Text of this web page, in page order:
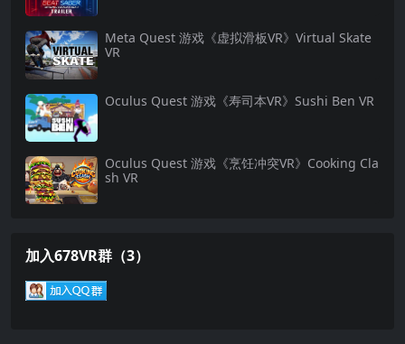
Meta Quest 游戏《虚拟滑板VR》Virtual Skate
VR
Oculus Quest 游戏《寿司本VR》Sushi Ben VR
Oculus Quest 游戏《烹饪冲突VR》Cooking Cla
sh VR
加入678VR群（3）